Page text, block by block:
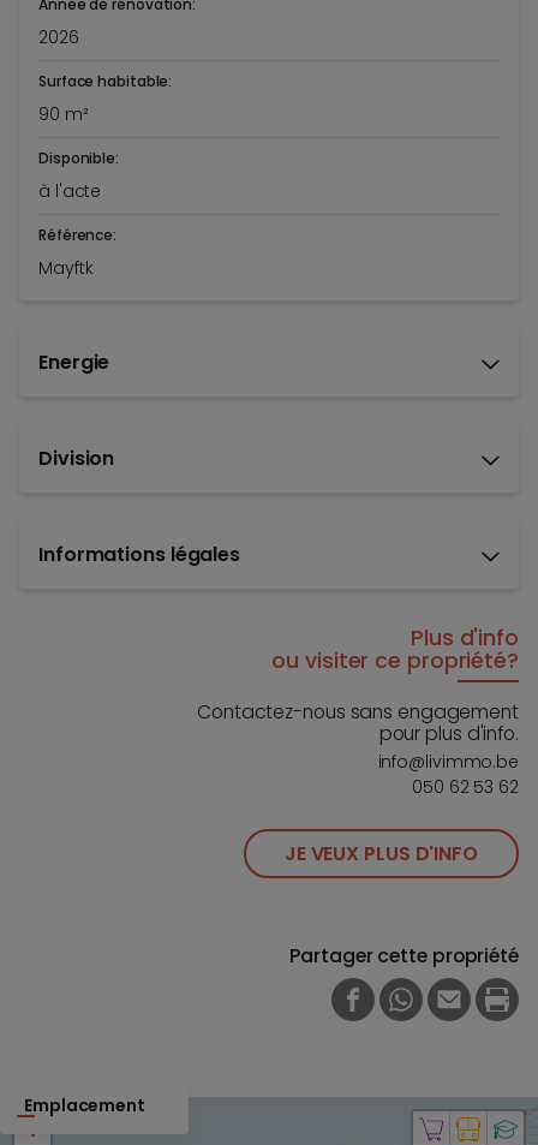
Année de rénovation:
2026
Surface habitable:
90 m²
Disponible:
à l'acte
Référence:
Mayftk
Energie
Division
Informations légales
Plus d'info
ou visiter ce propriété?
Contactez-nous sans engagement
pour plus d'info.
info@livimmo.be
050 62 53 62
JE VEUX PLUS D'INFO
Partager cette propriété
FACEBOOK
WHATSAPP
E-MAIL
Emplacement
+